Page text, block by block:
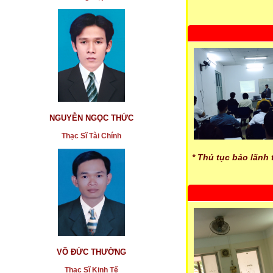
NGUYỄN NGỌC THỨC
Thạc Sĩ Tài Chính
VÕ ĐỨC THƯỜNG
Thạc Sĩ Kinh Tế
* Thủ tục bảo